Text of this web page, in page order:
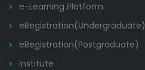
e-Learning Platform
eRegistration(Undergraduate)
eRegistration(Postgraduate)
Institute